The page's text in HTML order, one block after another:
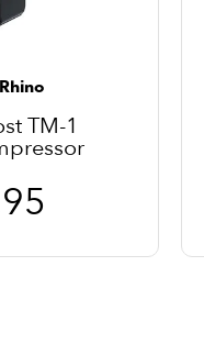
TM-1